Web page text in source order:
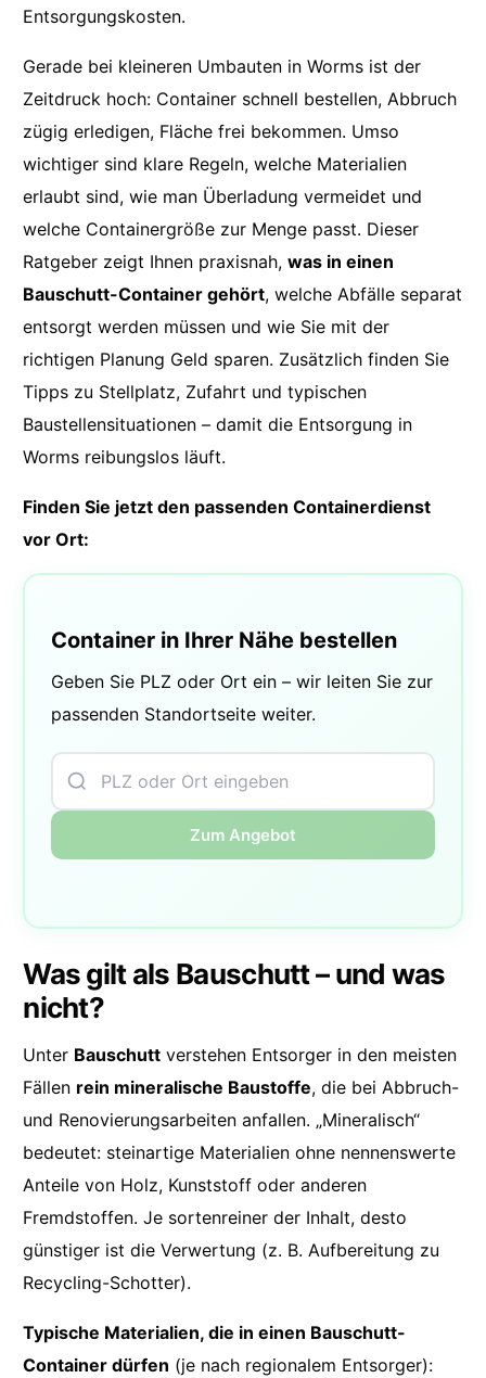
Entsorgungskosten.
Gerade bei kleineren Umbauten in Worms ist der
Zeitdruck hoch: Container schnell bestellen, Abbruch
zügig erledigen, Fläche frei bekommen. Umso
wichtiger sind klare Regeln, welche Materialien
erlaubt sind, wie man Überladung vermeidet und
welche Containergröße zur Menge passt. Dieser
Ratgeber zeigt Ihnen praxisnah,was in einen
Bauschutt-Container gehört, welche Abfälle separat
entsorgt werden müssen und wie Sie mit der
richtigen Planung Geld sparen. Zusätzlich finden Sie
Tipps zu Stellplatz, Zufahrt und typischen
Baustellensituationen – damit die Entsorgung in
Worms reibungslos läuft.
Finden Sie jetzt den passenden Containerdienst
vor Ort:
Container in Ihrer Nähe bestellen
Geben Sie PLZ oder Ort ein – wir leiten Sie zur
passenden Standortseite weiter.
Zum Angebot
Was gilt als Bauschutt – und was
nicht?
Unter Bauschutt verstehen Entsorger in den meisten
Fällen rein mineralische Baustoffe, die bei Abbruch-
und Renovierungsarbeiten anfallen. „Mineralisch“
bedeutet: steinartige Materialien ohne nennenswerte
Anteile von Holz, Kunststoff oder anderen
Fremdstoffen. Je sortenreiner der Inhalt, desto
günstiger ist die Verwertung (z. B. Aufbereitung zu
Recycling-Schotter).
Typische Materialien, die in einen Bauschutt-
Container dürfen (je nach regionalem Entsorger):